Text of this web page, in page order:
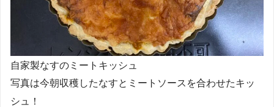
自家製なすのミートキッシュ
写真は今朝収穫したなすとミートソースを合わせたキッ
シュ！